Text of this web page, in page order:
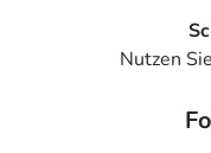
Nutzen